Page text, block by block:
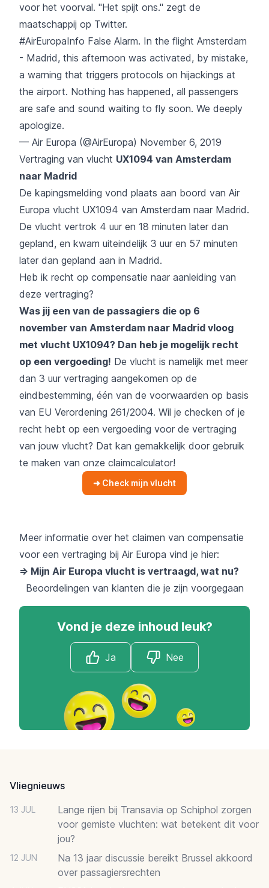
voor het voorval. "Het spijt ons." zegt de
maatschappij op Twitter.
#AirEuropaInfo False Alarm. In the flight Amsterdam
- Madrid, this afternoon was activated, by mistake,
a warning that triggers protocols on hijackings at
the airport. Nothing has happened, all passengers
are safe and sound waiting to fly soon. We deeply
apologize.
— Air Europa (@AirEuropa) November 6, 2019
Vertraging van vlucht UX1094 van Amsterdam
naar Madrid
De kapingsmelding vond plaats aan boord van Air
Europa vlucht UX1094 van Amsterdam naar Madrid.
De vlucht vertrok 4 uur en 18 minuten later dan
gepland, en kwam uiteindelijk 3 uur en 57 minuten
later dan gepland aan in Madrid.
Heb ik recht op compensatie naar aanleiding van
deze vertraging?
Was jij een van de passagiers die op 6
november van Amsterdam naar Madrid vloog
met vlucht UX1094? Dan heb je mogelijk recht
op een vergoeding! De vlucht is namelijk met meer
dan 3 uur vertraging aangekomen op de
eindbestemming, één van de voorwaarden op basis
van EU Verordening 261/2004. Wil je checken of je
recht hebt op een vergoeding voor de vertraging
van jouw vlucht? Dat kan gemakkelijk door gebruik
te maken van onze claimcalculator!
➜ Check mijn vlucht
Meer informatie over het claimen van compensatie
voor een vertraging bij Air Europa vind je hier:
=> Mijn Air Europa vlucht is vertraagd, wat nu?
Beoordelingen van klanten die je zijn voorgegaan
Vond je deze inhoud leuk?
Ja Nee
Vliegnieuws
13 JUL
Lange rijen bij Transavia op Schiphol zorgen
voor gemiste vluchten: wat betekent dit voor
jou?
12 JUN
Na 13 jaar discussie bereikt Brussel akkoord
over passagiersrechten